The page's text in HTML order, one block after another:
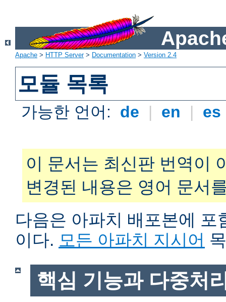
Apache > HTTP Server> Documentation > Version 2.4
모듈 목록
가능한 언어: de | en | es
이 문서는 최신판 번역이
변경된 내용은 영어 문서
다음은 아파치 배포본에 포
이다. 모든 아파치 지시어
핵심 기능과 다중처